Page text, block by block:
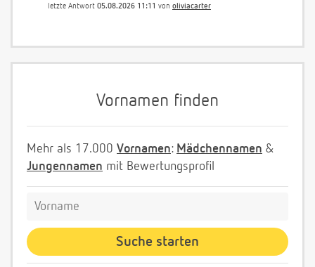
letzte Antwort 05.08.2026 11:11 von oliviacarter
Vornamen finden
Mehr als 17.000 Vornamen: Mädchennamen &
Jungennamen mit Bewertungsprofil